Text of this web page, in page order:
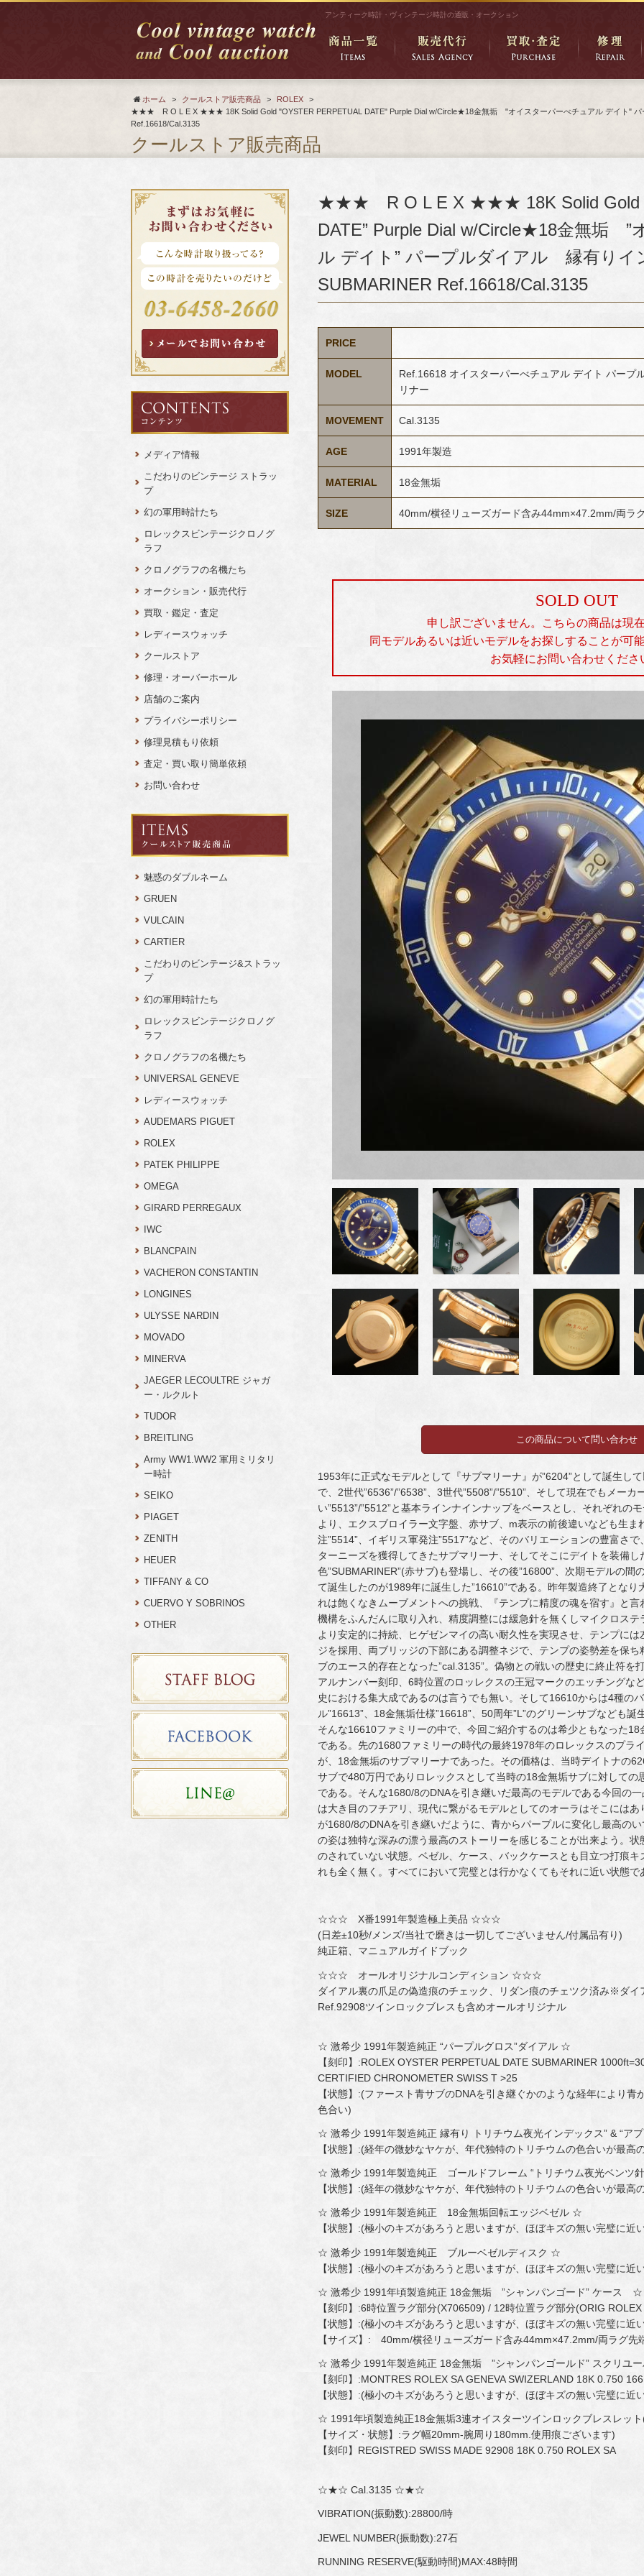
アンティーク時計・ヴィンテージ時計の通販・オークション
ホーム > クールストア販売商品 > ROLEX
>
★★★ R O L E X ★★★ 18K Solid Gold "OYSTER PERPETUAL DATE" Purple Dial w/Circle★18金無垢 "オイスターパーべチュアル デイト" パ
Ref.16618/Cal.3135
クールストア販売商品
★★★ R O L E X ★★★ 18K Solid Gold
DATE” Purple Dial w/Circle★18金無垢 ”
ル デイト” パープルダイアル 縁有りイ
SUBMARINER Ref.16618/Cal.3135
PRICE
MODEL
Ref.16618 オイスターパーべチュアル デイト パー
リナー
MOVEMENT Cal.3135
AGE 1991年製造
MATERIAL 18金無垢
SIZE 40mm/横径リューズガード含み44mm×47.2mm/両ラ
SOLD OUT
申し訳ございません。こちらの商品は現
同モデルあるいは近いモデルをお探しすることが可
お気軽にお問い合わせくださ
1953年に正式なモデルとして『サブマリーナ』が”6204”として誕生し
で、2世代”6536”/”6538”、3世代”5508”/”5510”、そして現在でもメー
い”5513”/”5512”と基本ラインナインナップをベースとし、それぞれの
より、エクスブロイラー文字盤、赤サブ、m表示の前後違いなども生ま
注”5514”、イギリス軍発注”5517”など、そのバリエーションの豊富さ
ターニーズを獲得してきたサブマリーナ、そしてそこにデイトを装備し
色”SUBMARINER”(赤サブ)も登場し、その後”16800”、次期モデルの間
て誕生したのが1989年に誕生した”16610”である。昨年製造終了とな
れは飽くなきムーブメントへの挑戦、『テンプに精度の魂を宿す』と
機構をふんだんに取り入れ、精度調整には緩急針を無くしマイクロス
より安定的に持続、ヒゲゼンマイの高い耐久性を実現させ、テンプに
ジを採用、両ブリッジの下部にある調整ネジで、テンプの姿勢差を保
ブのエース的存在となった”cal.3135”。偽物との戦いの歴史に終止符を
アルナンバー刻印、6時位置のロッレクスの王冠マークのエッチングな
史における集大成であるのは言うでも無い。そして16610からは4種の
ル”16613”、18金無垢仕様”16618”、50周年”L”のグリーンサブなども
そんな16610ファミリーの中で、今回ご紹介するのは希少ともなった
である。先の1680ファミリーの時代の最終1978年のロレックスのプラ
が、18金無垢のサブマリーナであった。その価格は、当時デイトナの
サブで480万円でありロレックスとして当時の18金無垢サブに対して
である。そんな1680/8のDNAを引き継いだ最高のモデルである今回の
は大き目のフチアリ、現代に繋がるモデルとしてのオーラはそこには
が1680/8のDNAを引き継いだように、青からパープルに変化し最高の
の姿は独特な深みの漂う最高のストーリーを感じることが出来よう。
のされていない状態。ベゼル、ケース、バックケースとも目立つ打痕
れも全く無く。すべてにおいて完璧とは行かなくてもそれに近い状態で
☆☆☆ X番1991年製造極上美品 ☆☆☆
(日差±10秒/メンズ/当社で磨きは一切してございません/付属品有り)
純正箱、マニュアルガイドブック
☆☆☆ オールオリジナルコンディション ☆☆☆
ダイアル裏の爪足の偽造痕のチェック、リダン痕のチェツク済み※ダ
Ref.92908ツインロックブレスも含めオールオリジナル
☆ 激希少 1991年製造純正 “パープルグロス”ダイアル ☆
【刻印】:ROLEX OYSTER PERPETUAL DATE SUBMARINER
CERTIFIED CHRONOMETER SWISS T >25
【状態】:(ファースト青サブのDNAを引き継ぐかのような経年により
色合い)
☆ 激希少 1991年製造純正 縁有り トリチウム夜光インデックス” & “ア
【状態】:(経年の微妙なヤケが、年代独特のトリチウムの色合いが最高
☆ 激希少 1991年製造純正 ゴールドフレーム “トリチウム夜光ベンツ
【状態】:(経年の微妙なヤケが、年代独特のトリチウムの色合いが最高
☆ 激希少 1991年製造純正 18金無垢回転エッジベゼル ☆
【状態】:(極小のキズがあろうと思いますが、ほぼキズの無い完璧に近
☆ 激希少 1991年製造純正 ブルーベゼルディスク ☆
【状態】:(極小のキズがあろうと思いますが、ほぼキズの無い完璧に近
☆ 激希少 1991年頃製造純正 18金無垢 ”シャンパンゴード” ケース ☆
【刻印】:6時位置ラグ部分(X706509) / 12時位置ラグ部分(ORIG
【状態】:(極小のキズがあろうと思いますが、ほぼキズの無い完璧に近
【サイズ】: 40mm/横径リューズガード含み44mm×47.2mm/両ラグ先
☆ 激希少 1991年製造純正 18金無垢 ”シャンパンゴールド” スクリユ
【刻印】:MONTRES ROLEX SA GENEVA SWIZERLAND 18K 0.750
【状態】:(極小のキズがあろうと思いますが、ほぼキズの無い完璧に近
☆ 1991年頃製造純正18金無垢3連オイスターツインロックブレスレッ
【サイズ・状態】:ラグ幅20mm-腕周り180mm.使用痕ございます)
【刻印】REGISTRED SWISS MADE 92908 18K 0.750 ROLEX SA
☆★☆ Cal.3135 ☆★☆
VIBRATION(振動数):28800/時
JEWEL NUMBER(振動数):27石
RUNNING RESERVE(駆動時間)MAX:48時間
メディア情報
こだわりのビンテージ ストラッ
プ
幻の軍用時計たち
ロレックスビンテージクロノグ
ラフ
クロノグラフの名機たち
オークション・販売代行
買取・鑑定・査定
レディースウォッチ
クールストア
修理・オーバーホール
店舗のご案内
プライバシーポリシー
修理見積もり依頼
査定・買い取り簡単依頼
お問い合わせ
魅惑のダブルネーム
GRUEN
VULCAIN
CARTIER
こだわりのビンテージ&ストラッ
プ
幻の軍用時計たち
ロレックスビンテージクロノグ
ラフ
クロノグラフの名機たち
UNIVERSAL GENEVE
レディースウォッチ
AUDEMARS PIGUET
ROLEX
PATEK PHILIPPE
OMEGA
GIRARD PERREGAUX
IWC
BLANCPAIN
VACHERON CONSTANTIN
LONGINES
ULYSSE NARDIN
MOVADO
MINERVA
JAEGER LECOULTRE ジャガ
ー・ルクルト
TUDOR
BREITLING
Army WW1.WW2 軍用ミリタリ
ー時計
SEIKO
PIAGET
ZENITH
HEUER
TIFFANY & CO
CUERVO Y SOBRINOS
OTHER